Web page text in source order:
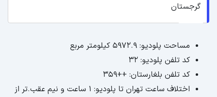
گرجستان
مساحت پلودیو: 5972.9 کیلومتر مربع
کد تلفن پلودیو: 32
کد تلفن بلغارستان: ++359
اختلاف ساعت تهران تا پلودیو: 1 ساعت و نیم عقب.تر از